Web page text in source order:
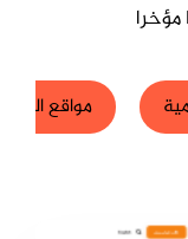
مؤخرا
مواقع